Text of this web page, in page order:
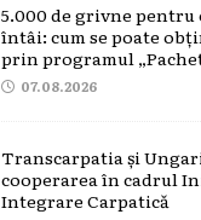
5.000 de grivne pentru
întâi: cum se poate
prin programul
07.08.2026
Transcarpatia și
cooperarea în cadrul
Integrare Carpatică